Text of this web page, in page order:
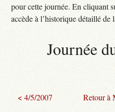
pour cette journée. En cliquant
accède à l’historique détaillé de
Journée
< 4/5/2007 Retour à